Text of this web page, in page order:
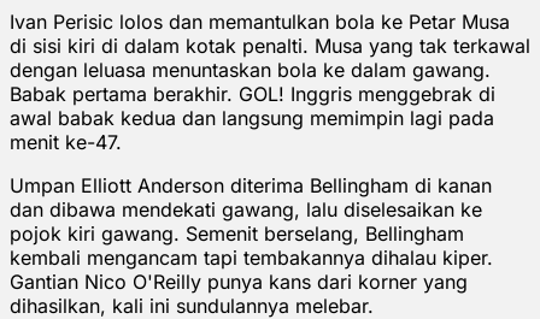
Ivan Perisic lolos dan memantulkan bola ke Petar Musa
di sisi kiri di dalam kotak penalti. Musa yang tak terkawal
dengan leluasa menuntaskan bola ke dalam gawang.
Babak pertama berakhir. GOL! Inggris menggebrak di
awal babak kedua dan langsung memimpin lagi pada
menit ke-47.
Umpan Elliott Anderson diterima Bellingham di kanan
dan dibawa mendekati gawang, lalu diselesaikan ke
pojok kiri gawang. Semenit berselang, Bellingham
kembali mengancam tapi tembakannya dihalau kiper.
Gantian Nico O'Reilly punya kans dari korner yang
dihasilkan, kali ini sundulannya melebar.